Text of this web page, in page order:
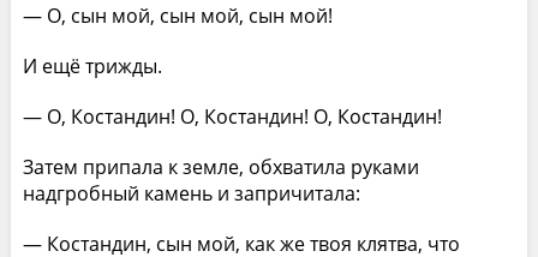
— О, сын мой, сын мой, сын мой!
И ещё трижды.
— О, Костандин! О, Костандин! О, Костандин!
Затем припала к земле, обхватила руками
надгробный камень и запричитала:
— Костандин, сын мой, как же твоя клятва, что